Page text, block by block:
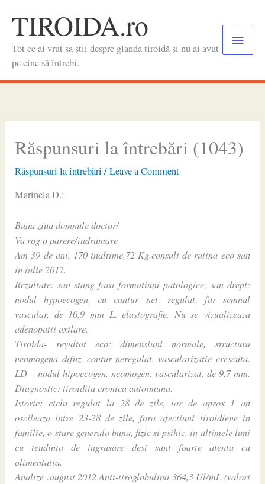
contentTIROIDA.ro
Tot ce ai vrut sa știi despre glanda tiroidă și nu ai avut
pe cine să întrebi.
Main
Răspunsuri la întrebări (1043)
Răspunsuri la întrebări /Leave a Comment
Marinela D.:
Buna ziua domnule doctor!
Va rog o parere/indrumare
Am 39 de ani, 170 inaltime,72 Kg.consult de rutina eco san
in iulie 2012.
Rezultate: san stang fara formatiuni patologice; san drept:
nodul hypoecogen, cu contur net, regulat, far semnal
vascular, de 10,9 mm L, elastografie. Nu se vizualizeaza
adenopatii axilare.
Tiroida- reyultat eco: dimensiuni normale, structura
neomogena difuz, contur neregulat, vascularizatie crescuta.
LD – nodul hipoecogen, neomogen, vascularizat, de 9,7 mm.
Diagnostic: tiroidita cronica autoimuna.
Istoric: ciclu regulat la 28 de zile, iar de aprox 1 an
oscileaza intre 23-28 de zile, fara afectiuni tiroidiene in
familie, o stare generala buna, fizic si psihic, in ultimele luni
cu tendinta de ingrasare desi sunt foarte atenta cu
alimentatia.
Analize :august 2012 Anti-tiroglobulina 364,3 Ul/mL (valori